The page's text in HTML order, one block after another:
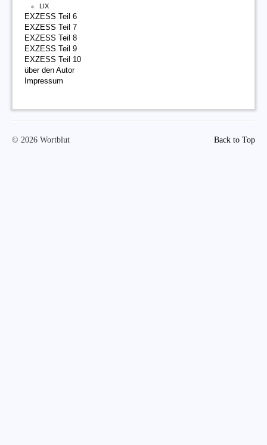
LIX
EXZESS Teil 6
EXZESS Teil 7
EXZESS Teil 8
EXZESS Teil 9
EXZESS Teil 10
über den Autor
Impressum
Back to Top
© 2026 Wortblut